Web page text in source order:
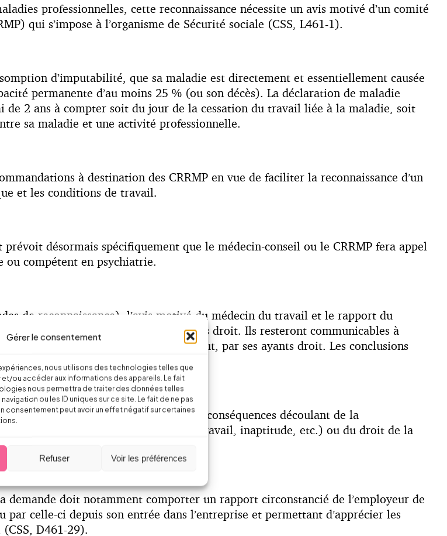
Gérer le consentement
nous utilisons des technologies telles que
ou accéder aux informations des appareils. Le fait
nous permettra de traiter des données telles
ou les ID uniques sur ce site. Le fait de ne pas
consentement peut avoir un effet négatif sur certaines
Refuser Voir les préférences
professionnelles, cette reconnaissance nécessite un avis motivé d’un comité
qui s’impose à l’organisme de Sécurité sociale (CSS, L461-1).
d’imputabilité, que sa maladie est directement et essentiellement causée
permanente d’au moins 25 % (ou son décès). La déclaration de maladie
de 2 ans à compter soit du jour de la cessation du travail liée à la maladie, soit
sa maladie et une activité professionnelle.
à destination des CRRMP en vue de faciliter la reconnaissance d’un
et les conditions de travail.
désormais spécifiquement que le médecin-conseil ou le CRRMP fera appel
ou compétent en psychiatrie.
de reconnaissance), l’avis motivé du médecin du travail et le rapport du
de plein droit à la victime et ses ayants droit. Ils resteront communicables à
à cet effet par la victime ou, à défaut, par ses ayants droit. Les conclusions
compte tenu des nombreuses conséquences découlant de la
le plan du droit du travail (cf. arrêt de travail, inaptitude, etc.) ou du droit de la
demande doit notamment comporter un rapport circonstancié de l’employeur de
celle-ci depuis son entrée dans l’entreprise et permettant d’apprécier les
D461-29).